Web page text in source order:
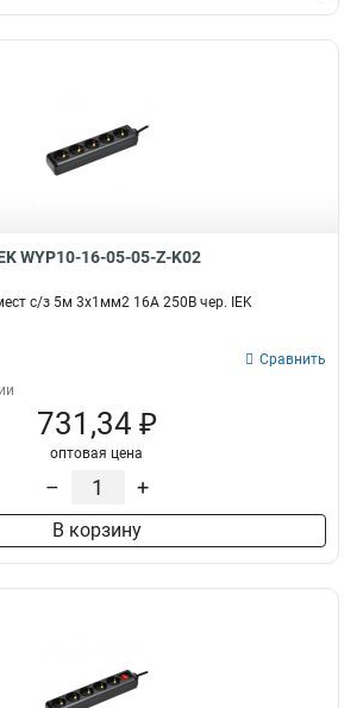
WYP10-16-05-05-Z-K02
с/з 5м 3х1мм2 16А 250В чер. IEK
Сравнить
731,34 ₽
оптовая цена
– +
В корзину